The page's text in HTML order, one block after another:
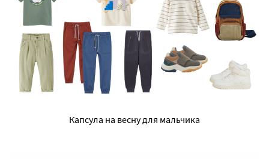
Капсула на весну для мальчика